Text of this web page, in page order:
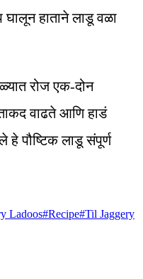
हाताने लाडू वळा
रोज एक-दोन
वाढते आणि हाडं
हे पौष्टिक लाडू संपूर्ण
Ladoos#Recipe#Til Jaggery